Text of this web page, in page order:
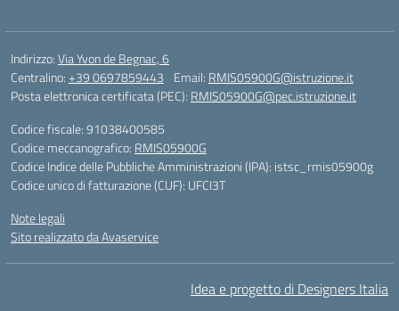
Indirizzo:Via Yvon de Begnac, 6
Centralino:+39 0697859443 Email: RMIS05900G@istruzione.it
Posta elettronica certificata (PEC): RMIS05900G@pec.istruzione.it
Codice fiscale: 91038400585
Codice meccanografico: RMIS05900G
Codice Indice delle Pubbliche Amministrazioni (IPA): istsc_rmis05900g
Codice unico di fatturazione (CUF): UFCI3T
Note legali
Sito realizzato da Avaservice
Idea e progetto di Designers Italia